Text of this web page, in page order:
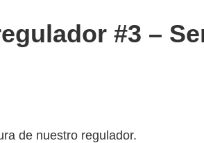
#3 –
de nuestro regulador.